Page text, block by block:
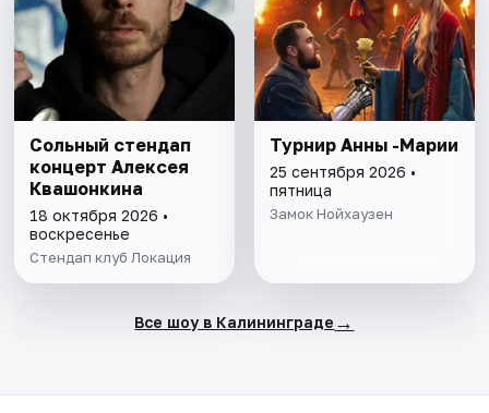
Сольный стендап
концерт Алексея
Квашонкина
18 октября 2026 •
воскресенье
Стендап клуб Локация
Турнир Анны -Марии
25 сентября 2026 •
пятница
Замок Нойхаузен
Все шоу в Калининграде →